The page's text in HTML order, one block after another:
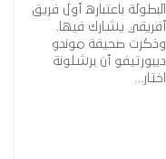
البطولة باعتباره أول فريق
أفريقي يشارك فيها.
وذكرت صحيفة موندو
ديبورتيفو أن برشلونة
اختار…